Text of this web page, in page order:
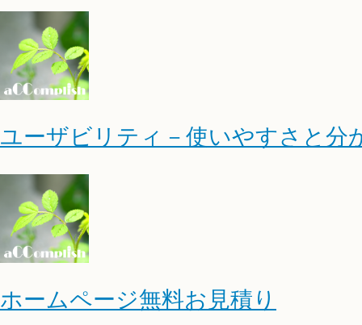
ユーザビリティ－使いやすさと分
ホームページ無料お見積り